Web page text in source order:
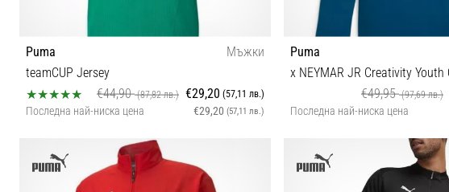
Puma
Мъжки
teamCUP Jersey
€44,90(87,82 лв.) €29,20 (57,11 лв.)
Последна най-ниска цена €29,20 (57,11 лв.)
S
Puma
€49,95(97,69 лв.)
Последна най-ниска цена
116